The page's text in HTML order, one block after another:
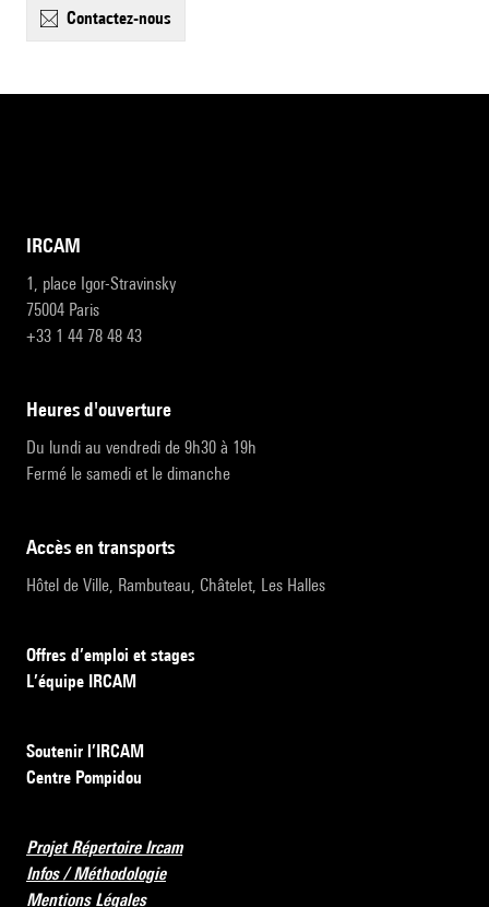
contactez-nous
IRCAM
1, place Igor-Stravinsky
75004 Paris
+33 1 44 78 48 43
heures d'ouverture
Du lundi au vendredi de 9h30 à 19h
Fermé le samedi et le dimanche
accès en transports
Hôtel de Ville, Rambuteau, Châtelet, Les Halles
Offres d’emploi et stages
L’équipe IRCAM
Soutenir l’IRCAM
Centre Pompidou
Projet Répertoire Ircam
Infos / Méthodologie
Mentions Légales